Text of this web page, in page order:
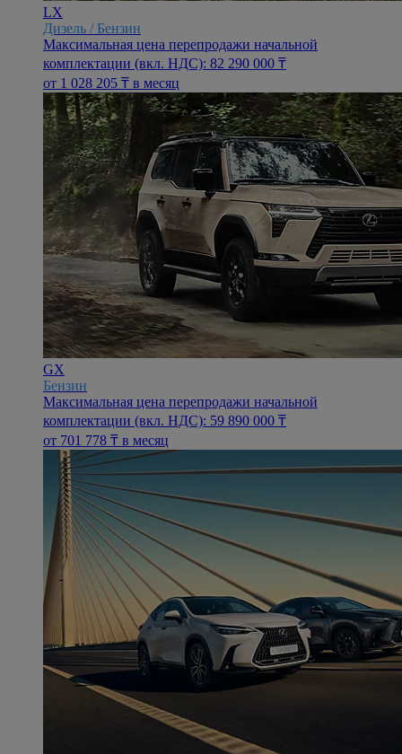
LX
Дизель / Бензин
Максимальная цена перепродажи начальной
комплектации (вкл. НДС): 82 290 000 ₸
oт 1 028 205 ₸ в месяц
GX
Бензин
Максимальная цена перепродажи начальной
комплектации (вкл. НДС): 59 890 000 ₸
oт 701 778 ₸ в месяц